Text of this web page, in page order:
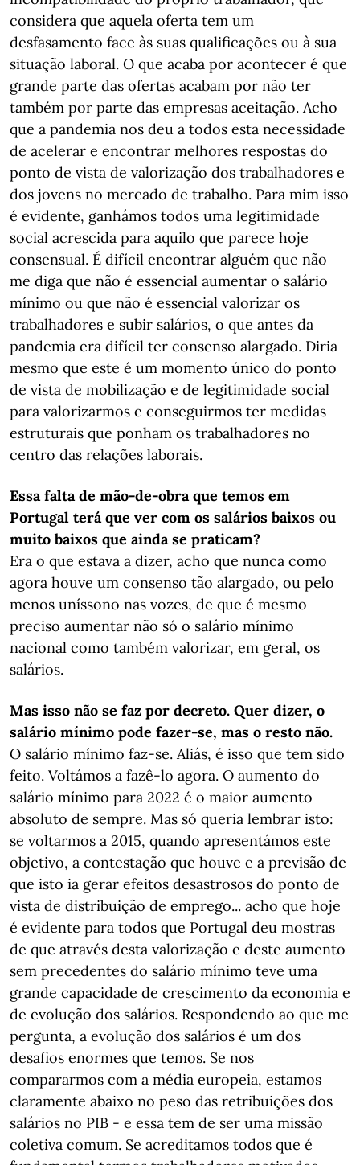
considera que aquela oferta tem um
desfasamento face às suas qualificações ou à sua
situação laboral. O que acaba por acontecer é que
grande parte das ofertas acabam por não ter
também por parte das empresas aceitação. Acho
que a pandemia nos deu a todos esta necessidade
de acelerar e encontrar melhores respostas do
ponto de vista de valorização dos trabalhadores e
dos jovens no mercado de trabalho. Para mim isso
é evidente, ganhámos todos uma legitimidade
social acrescida para aquilo que parece hoje
consensual. É difícil encontrar alguém que não
me diga que não é essencial aumentar o salário
mínimo ou que não é essencial valorizar os
trabalhadores e subir salários, o que antes da
pandemia era difícil ter consenso alargado. Diria
mesmo que este é um momento único do ponto
de vista de mobilização e de legitimidade social
para valorizarmos e conseguirmos ter medidas
estruturais que ponham os trabalhadores no
centro das relações laborais.
Essa falta de mão-de-obra que temos em
Portugal terá que ver com os salários baixos ou
muito baixos que ainda se praticam?
Era o que estava a dizer, acho que nunca como
agora houve um consenso tão alargado, ou pelo
menos uníssono nas vozes, de que é mesmo
preciso aumentar não só o salário mínimo
nacional como também valorizar, em geral, os
salários.
Mas isso não se faz por decreto. Quer dizer, o
salário mínimo pode fazer-se, mas o resto não.
O salário mínimo faz-se. Aliás, é isso que tem sido
feito. Voltámos a fazê-lo agora. O aumento do
salário mínimo para 2022 é o maior aumento
absoluto de sempre. Mas só queria lembrar isto:
se voltarmos a 2015, quando apresentámos este
objetivo, a contestação que houve e a previsão de
que isto ia gerar efeitos desastrosos do ponto de
vista de distribuição de emprego... acho que hoje
é evidente para todos que Portugal deu mostras
de que através desta valorização e deste aumento
sem precedentes do salário mínimo teve uma
grande capacidade de crescimento da economia e
de evolução dos salários. Respondendo ao que me
pergunta, a evolução dos salários é um dos
desafios enormes que temos. Se nos
compararmos com a média europeia, estamos
claramente abaixo no peso das retribuições dos
salários no PIB - e essa tem de ser uma missão
coletiva comum. Se acreditamos todos que é